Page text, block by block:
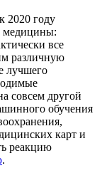
2020 году
медицины:
все
различную
лучшего
совсем другой
обучения
карт и
реакцию
.